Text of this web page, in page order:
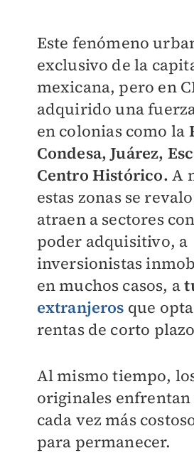
Este fenómeno
exclusivo de la
mexicana, pero en
adquirido una
en colonias como la
Condesa, Juárez,
Centro Histórico.A
estas zonas se
atraen a sectores
poder adquisitivo, a
inversionistas
en muchos casos, a
extranjeros que
rentas de corto
Al mismo tiempo,
originales
cada vez más
para permanecer.